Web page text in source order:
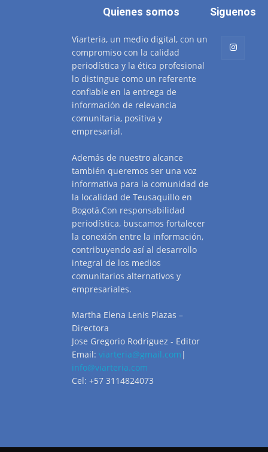
Quienes somos
Viarteria, un medio digital, con un
compromiso con la calidad
periodística y la ética profesional
lo distingue como un referente
confiable en la entrega de
información de relevancia
comunitaria, positiva y
empresarial.
Además de nuestro alcance
también queremos ser una voz
informativa para la comunidad de
la localidad de Teusaquillo en
Bogotá.Con responsabilidad
periodística, buscamos fortalecer
la conexión entre la información,
contribuyendo así al desarrollo
integral de los medios
comunitarios alternativos y
empresariales.
Martha Elena Lenis Plazas –
Directora
Jose Gregorio Rodriguez - Editor
Email: viarteria@gmail.com |
info@viarteria.com
Cel: +57 3114824073
Siguenos